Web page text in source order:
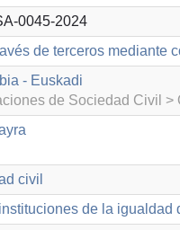
0045-2024
de terceros mediante
- Euskadi
de Sociedad Civil
civil
de la igualdad